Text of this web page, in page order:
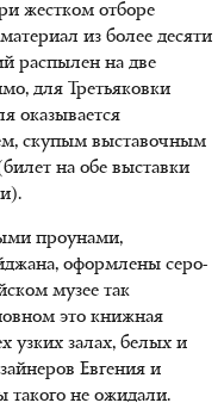
жестком отборе
из более десяти
распылен на две
для Третьяковки
оказывается
скупым выставочным
на обе выставки
проунами,
оформлены серо-
музее так
это книжная
узких залах, белых и
Евгения и
такого не ожидали.